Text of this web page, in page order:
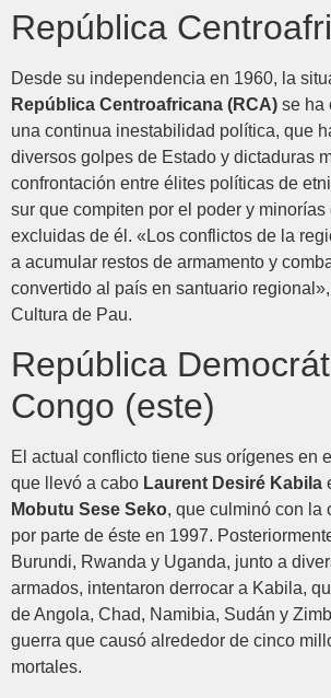
República
Desde su independencia en 1960, la
República Centroafricana (RCA) se ha
una continua inestabilidad política, que
diversos golpes de Estado y dictaduras
confrontación entre élites políticas de
sur que compiten por el poder y
excluidas de él. «Los conflictos de la
a acumular restos de armamento y
convertido al país en santuario
Cultura de Pau.
República
Congo (este)
El actual conflicto tiene sus orígenes en
que llevó a cabo Laurent Desiré Kabila
Mobutu Sese Seko, que culminó con la
por parte de éste en 1997.
Burundi, Rwanda y Uganda, junto a
armados, intentaron derrocar a Kabila,
de Angola, Chad, Namibia, Sudán y
guerra que causó alrededor de cinco
mortales.